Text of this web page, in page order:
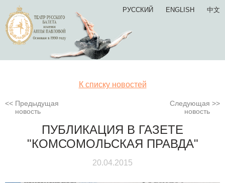
РУССКИЙ ENGLISH 中文
К списку новостей
Предыдущая
новость
ПУБЛИКАЦИЯ В ГАЗЕТЕ
"КОМСОМОЛЬСКАЯ ПРАВДА"
20.04.2015
Следующая
новость